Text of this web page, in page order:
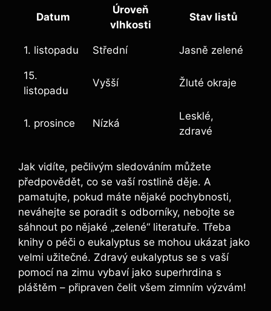
Datum
Úroveň
vlhkosti
Stav listů
1. listopadu Střední Jasně zelené
15.
listopadu
Vyšší Žluté okraje
1. prosince Nízká
Lesklé,
zdravé
Jak vidíte, pečlivým sledováním můžete
předpovědět, co se vaší rostlině děje. A
pamatujte, pokud máte nějaké pochybnosti,
neváhejte se poradit s odborníky, nebojte se
sáhnout po nějaké „zelené“ literatuře. Třeba
knihy o péči o eukalyptus se mohou ukázat jako
velmi užitečné. Zdravý eukalyptus se s vaší
pomocí na zimu vybaví jako superhrdina s
pláštěm – připraven čelit všem zimním výzvám!